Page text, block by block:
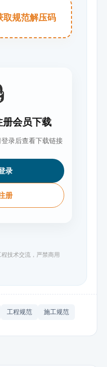
取规范解压码
册会员下载
录后查看下载链接
录
册
技术交流，严禁商用
工程规范 施工规范